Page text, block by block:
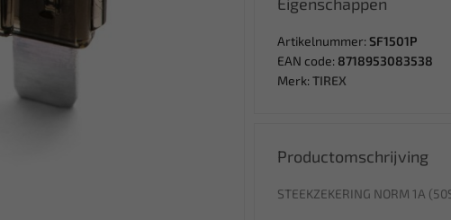
Artikelnummer: SF1501P
EAN code: 8718953083538
Merk: TIREX
Productomschrijving
STEEKZEKERING NORM 1A